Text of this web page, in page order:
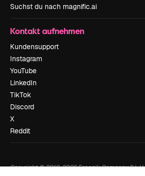
Suchst du nach magnific.ai
Kontakt aufnehmen
Kundensupport
Instagram
YouTube
LinkedIn
TikTok
Discord
X
Reddit
Copyright © 2010-2026Freepik Company S.L.U.